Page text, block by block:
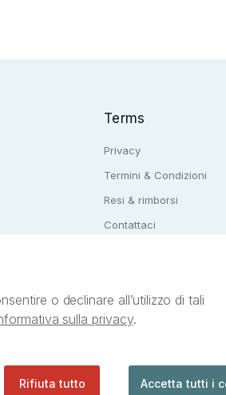
Terms
Privacy
Termini & Condizioni
Resi & rimborsi
Contattaci
afferenti ai marchi, loghi e
o declinare all’utilizzo di tali
sulla privacy.
Rifiuta tutto Accetta tutti i